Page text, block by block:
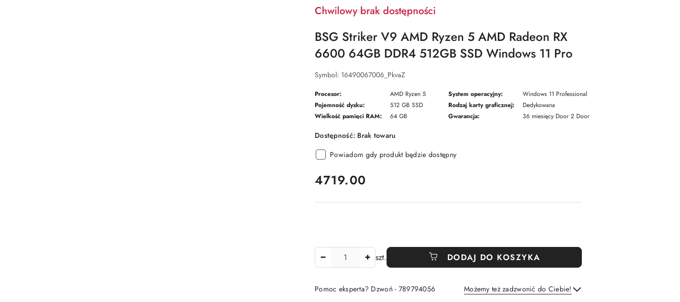
Chwilowy brak dostępności
BSG Striker V9 AMD Ryzen 5 AMD Radeon RX
6600 64GB DDR4 512GB SSD Windows 11 Pro
Symbol: 16490067006_PkvaZ
Procesor: AMD Ryzen 5 System operacyjny:
Windows 11 Professional
Pojemność dysku:
512 GB SSD Rodzaj karty graficznej:
Dedykowana
Wielkość pamięci RAM:
64 GB Gwarancja: 36 miesięcy Door 2 Door
Dostępność: Brak towaru
Powiadom gdy produkt będzie dostępny
cena:
4719.00
szt. DODAJ DO KOSZYKA
Pomoc eksperta? Dzwoń - 789794056 Możemy też zadzwonić do Ciebie!